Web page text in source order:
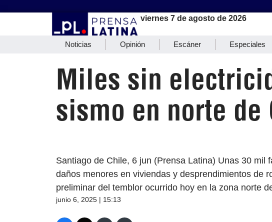
viernes 7 de agosto de 2026
Noticias Opinión Escáner Especiales
Miles sin
sismo en norte de
Santiago de Chile, 6 jun (Prensa Latina) Unas 30 mil
daños menores en viviendas y desprendimientos de
preliminar del temblor ocurrido hoy en la zona norte
junio 6, 2025 | 15:13